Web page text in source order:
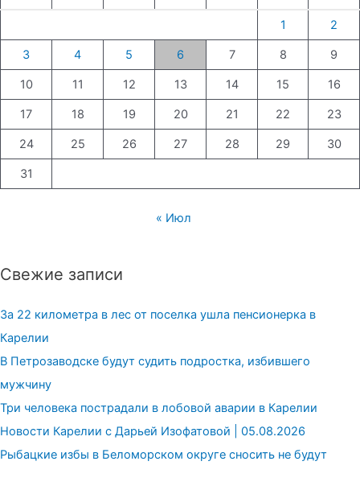
1 2
3 4 5 6 7 8 9
10 11 12 13 14 15 16
17 18 19 20 21 22 23
24 25 26 27 28 29 30
31
« Июл
Свежие записи
За 22 километра в лес от поселка ушла пенсионерка в
Карелии
В Петрозаводске будут судить подростка, избившего
мужчину
Три человека пострадали в лобовой аварии в Карелии
Новости Карелии с Дарьей Изофатовой | 05.08.2026
Рыбацкие избы в Беломорском округе сносить не будут